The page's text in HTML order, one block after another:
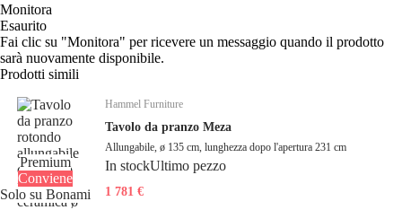
Monitora
Esaurito
Fai clic su "Monitora" per ricevere un messaggio quando il prodotto
sarà nuovamente disponibile.
Prodotti simili
Premium
Conviene
Solo su Bonami
Hammel Furniture
Tavolo da pranzo Meza
Allungabile, ø 135 cm, lunghezza dopo l'apertura 231 cm
In stockUltimo pezzo
1 781 €